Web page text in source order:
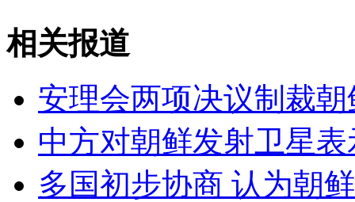
山西运城恶犬咬伤多人 警民合力深夜将其击毙
女孩北京地铁殴打老人 痛下狠手拳打脚踢
无痛分娩是否安全 医生回应
相关报道
安理会两项决议制裁朝
中方对朝鲜发射卫星
多国初步协商 认为朝